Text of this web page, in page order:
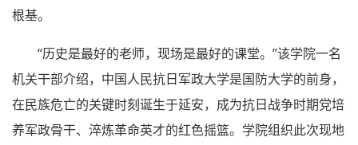
根基。
“历史是最好的老师，现场是最好的课堂。”该学院一名
机关干部介绍，中国人民抗日军政大学是国防大学的前身，
在民族危亡的关键时刻诞生于延安，成为抗日战争时期党培
养军政骨干、淬炼革命英才的红色摇篮。学院组织此次现地